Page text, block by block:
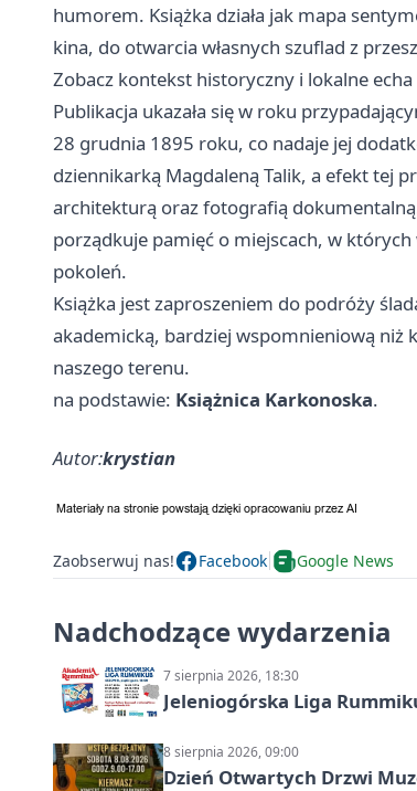
humorem. Książka działa jak mapa
kina, do otwarcia własnych szuflad z
Zobacz kontekst historyczny i lokalne echa
Publikacja ukazała się w roku
28 grudnia 1895 roku, co nadaje jej
dziennikarką Magdaleną Talik, a efekt tej
architekturą oraz fotografią
porządkuje pamięć o miejscach, w
pokoleń.
Książka jest zaproszeniem do podróży
akademicką, bardziej wspomnieniową niż
naszego terenu.
na podstawie: Książnica Karkonoska.
Autor:krystian
Zaobserwuj nas! Facebook Google News
Nadchodzące wydarzenia
7 sierpnia 2026, 18:30
Jeleniogórska Liga
8 sierpnia 2026, 09:00
Dzień Otwartych Drzwi